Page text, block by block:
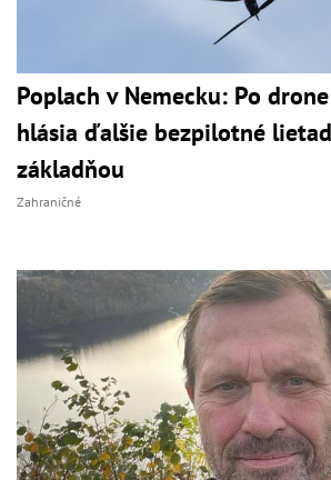
Poplach v Nemecku: Po
hlásia ďalšie bezpilotné
základňou
Zahraničné